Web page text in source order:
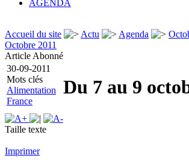
AGENDA
Accueil du site Actu Agenda
Octobre 2011
Article Abonné
30-09-2011
Mots clés
Alimentation
France
Du 7 au 9
Taille texte
Imprimer